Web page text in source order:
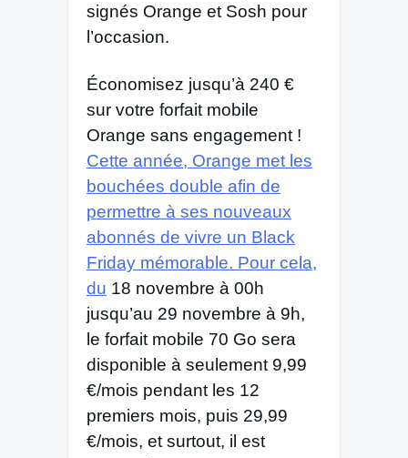
signés Orange et Sosh pour
l’occasion.
Économisez jusqu’à 240 €
sur votre forfait mobile
Orange sans engagement !
Cette année, Orange met les
bouchées double afin de
permettre à ses nouveaux
abonnés de vivre un Black
Friday mémorable. Pour cela,
du 18 novembre à 00h
jusqu’au 29 novembre à 9h,
le forfait mobile 70 Go sera
disponible à seulement 9,99
€/mois pendant les 12
premiers mois, puis 29,99
€/mois, et surtout, il est